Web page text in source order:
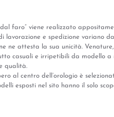
dal faro” viene realizzato
lavorazione e spedizione variano
ne attesta la sua unicità.
casuali e irripetibili da modello a
qualità.
al centro dell’orologio è
esposti nel sito hanno il solo